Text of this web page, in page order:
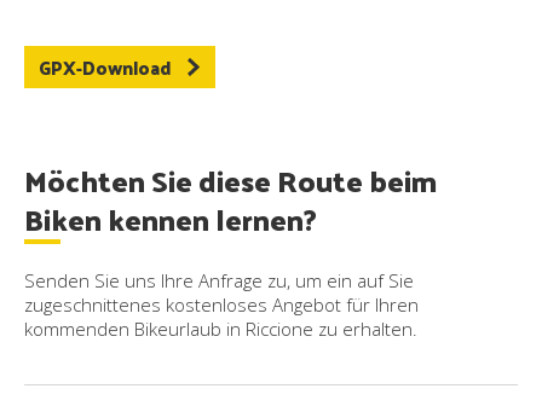
GPX-Download
Möchten Sie diese Route beim
Biken kennen lernen?
Senden Sie uns Ihre Anfrage zu, um ein auf Sie
zugeschnittenes kostenloses Angebot für Ihren
kommenden Bikeurlaub in Riccione zu erhalten.